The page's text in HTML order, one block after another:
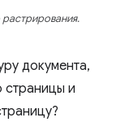
документа,
страницы и